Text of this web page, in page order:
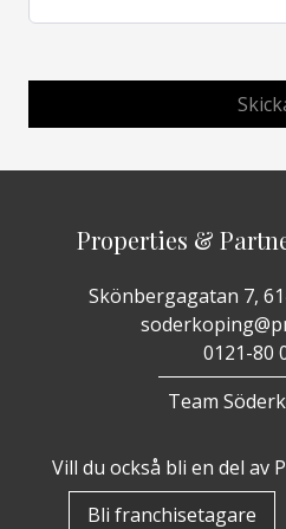
Properties &
Skönbergagatan 7,
0121-80
Team
Vill du också bli en del av
Bli franchisetagare